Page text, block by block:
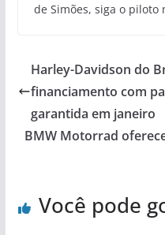
de Simões, siga o piloto
Harley-Davidson do
financiamento com
garantida em janeiro
BMW Motorrad
Você pode